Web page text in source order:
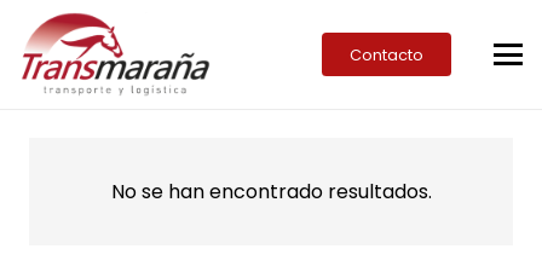
Contacto
No se han encontrado resultados.